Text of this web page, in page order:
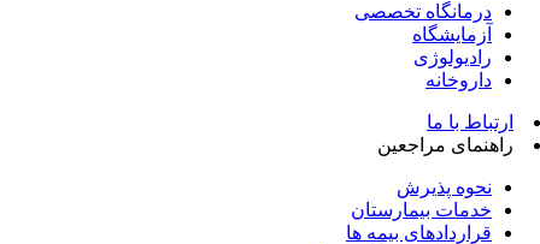
درمانگاه تخصصی
آزمایشگاه
رادیولوژی
داروخانه
ارتباط با ما
راهنمای مراجعین
نحوه پذیرش
خدمات بیمارستان
قراردادهای بیمه ها